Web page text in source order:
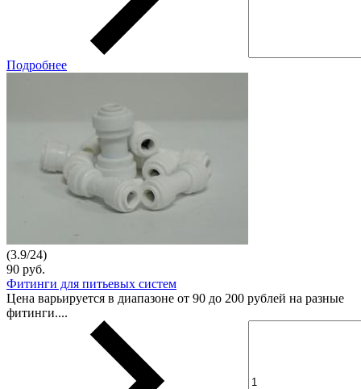
Подробнее
(3.9/24)
90 руб.
Фитинги для питьевых систем
Цена варьируется в диапазоне от 90 до 200 рублей на разные
фитинги....